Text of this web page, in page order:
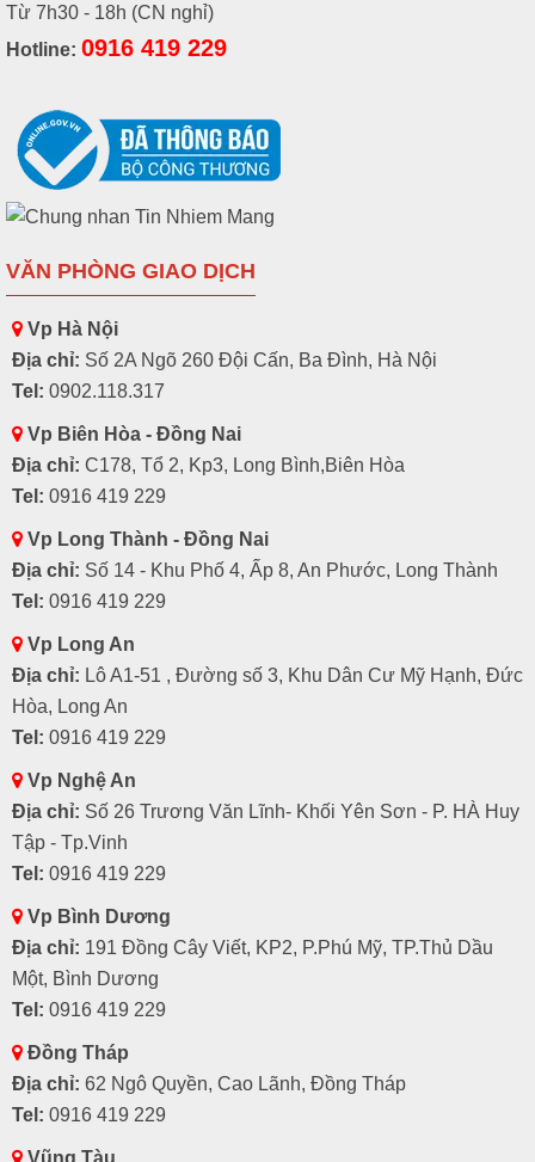
Từ 7h30 - 18h (CN nghỉ)
Hotline: 0916 419 229
VĂN PHÒNG GIAO DỊCH
Vp Hà Nội
Địa chỉ: Số 2A Ngõ 260 Đội Cấn, Ba Đình, Hà Nội
Tel: 0902.118.317
Vp Biên Hòa - Đồng Nai
Địa chỉ: C178, Tổ 2, Kp3, Long Bình,Biên Hòa
Tel: 0916 419 229
Vp Long Thành - Đồng Nai
Địa chỉ: Số 14 - Khu Phố 4, Ấp 8, An Phước, Long Thành
Tel: 0916 419 229
Vp Long An
Địa chỉ: Lô A1-51 , Đường số 3, Khu Dân Cư Mỹ Hạnh, Đức
Hòa, Long An
Tel: 0916 419 229
Vp Nghệ An
Địa chỉ: Số 26 Trương Văn Lĩnh- Khối Yên Sơn - P. HÀ Huy
Tập - Tp.Vinh
Tel: 0916 419 229
Vp Bình Dương
Địa chỉ: 191 Đồng Cây Viết, KP2, P.Phú Mỹ, TP.Thủ Dầu
Một, Bình Dương
Tel: 0916 419 229
Đồng Tháp
Địa chỉ: 62 Ngô Quyền, Cao Lãnh, Đồng Tháp
Tel: 0916 419 229
Vũng Tàu